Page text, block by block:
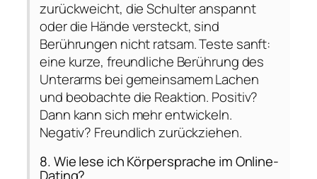
zurückweicht, die Schulter anspannt
oder die Hände versteckt, sind
Berührungen nicht ratsam. Teste sanft:
eine kurze, freundliche Berührung des
Unterarms bei gemeinsamem Lachen
und beobachte die Reaktion. Positiv?
Dann kann sich mehr entwickeln.
Negativ? Freundlich zurückziehen.
8. Wie lese ich Körpersprache im Online-